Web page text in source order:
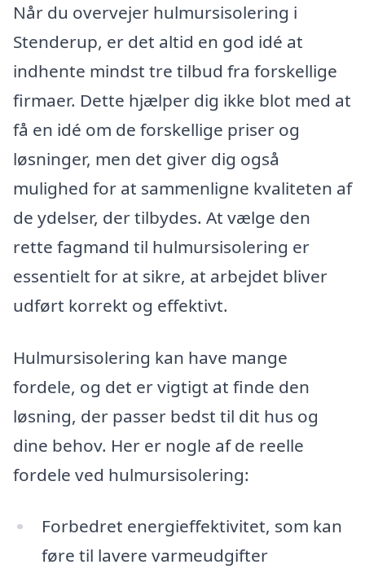
Når du overvejer hulmursisolering i
Stenderup, er det altid en god idé at
indhente mindst tre tilbud fra forskellige
firmaer. Dette hjælper dig ikke blot med at
få en idé om de forskellige priser og
løsninger, men det giver dig også
mulighed for at sammenligne kvaliteten af
de ydelser, der tilbydes. At vælge den
rette fagmand til hulmursisolering er
essentielt for at sikre, at arbejdet bliver
udført korrekt og effektivt.
Hulmursisolering kan have mange
fordele, og det er vigtigt at finde den
løsning, der passer bedst til dit hus og
dine behov. Her er nogle af de reelle
fordele ved hulmursisolering:
Forbedret energieffektivitet, som kan
føre til lavere varmeudgifter